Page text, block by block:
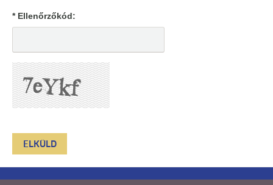
* Ellenőrzőkód: